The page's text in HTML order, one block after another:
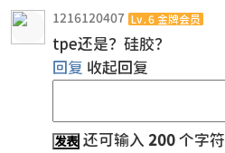
1216120407 Lv.6 金牌会员
tpe还是？硅胶？
回复 收起回复
发表 还可输入 200 个字符